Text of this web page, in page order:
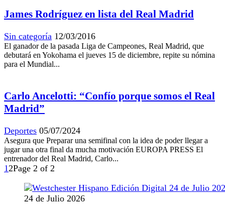
James Rodríguez en lista del Real Madrid
Sin categoría 12/03/2016
El ganador de la pasada Liga de Campeones, Real Madrid, que
debutará en Yokohama el jueves 15 de diciembre, repite su nómina
para el Mundial...
Carlo Ancelotti: “Confío porque somos el Real
Madrid”
Deportes 05/07/2024
Asegura que Preparar una semifinal con la idea de poder llegar a
jugar una otra final da mucha motivación EUROPA PRESS El
entrenador del Real Madrid, Carlo...
1 2Page 2 of 2
24 de Julio 2026